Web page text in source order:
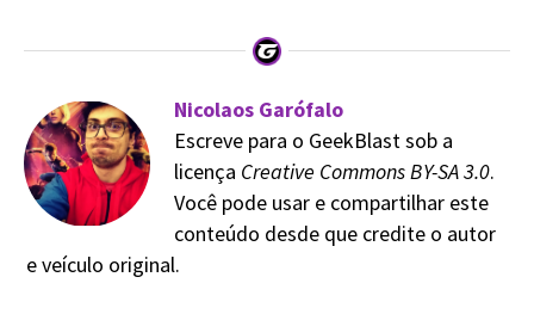
Nicolaos Garófalo
Escreve para o GeekBlast sob a
licença Creative Commons BY-SA 3.0.
Você pode usar e compartilhar este
conteúdo desde que credite o autor
e veículo original.